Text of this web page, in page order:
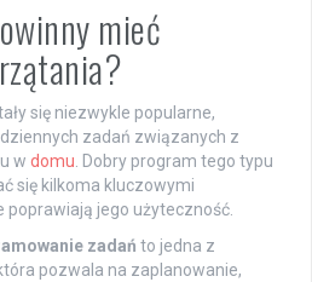
mieć
się niezwykle popularne,
zadań związanych z
w domu . Dobry program tego typu
się kilkoma kluczowymi
jego użyteczność.
zadań to jedna z
pozwala na zaplanowanie,